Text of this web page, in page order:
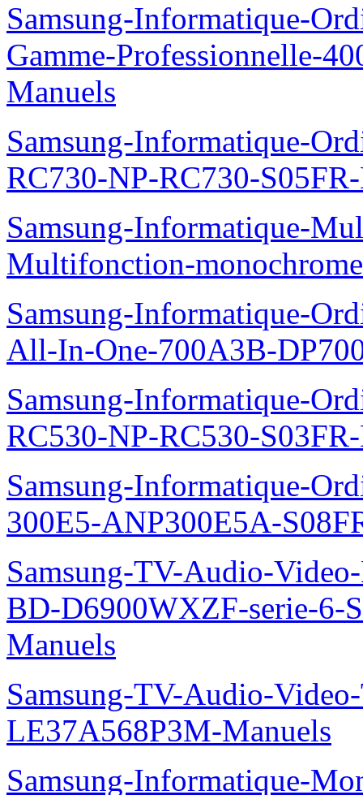
Samsung-Informatique-
Gamme-Professionnelle-
Manuels
Samsung-Informatique-
RC730-NP-RC730-
Samsung-Informatique-
Multifonction-
Samsung-Informatique-
All-In-One-700A3B-
Samsung-Informatique-
RC530-NP-RC530-
Samsung-Informatique-
300E5-ANP300E5A-
Samsung-TV-Audio-
BD-D6900WXZF-serie-6-
Manuels
Samsung-TV-Audio-
LE37A568P3M-Manuels
Samsung-Informatique-